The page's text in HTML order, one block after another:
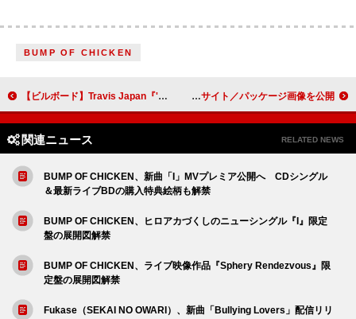
BUMP OF CHICKEN
【ビルボード】Travis Japan『's travelers』15万枚超でアルバム・セールス・チャート首位 岩田剛典／&TEAMが続く 幾田りら、ニューアルバム『Laugh』トレーラー／特設サイト／パッケージ画像を公開
関連ニュース RELATED NEWS
BUMP OF CHICKEN、新曲「I」MVプレミア公開へ CDシングル
＆最新ライブBDの購入特典絵柄も解禁
BUMP OF CHICKEN、ヒロアカづくしのニューシングル『I』限定
盤の展開図解禁
BUMP OF CHICKEN、ライブ映像作品『Sphery Rendezvous』限
定盤の展開図解禁
Fukase（SEKAI NO OWARI）、新曲「Bullying Lovers」配信リリ